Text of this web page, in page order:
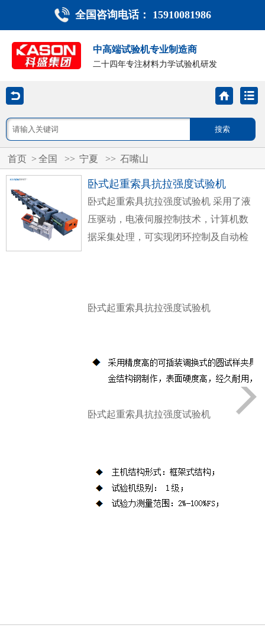
全国咨询电话： 15910081986
中高端试验机专业制造商
二十四年专注材料力学试验机研发
首页 > 全国 >> 宁夏 >> 石嘴山
卧式起重索具抗拉强度试验机
卧式起重索具抗拉强度试验机采用了液
压驱动，电液伺服控制技术，计算机数
据采集处理，可实现闭环控制及自动检
机准确度等级为1级。
卧式起重索具抗拉强度试验机
卧式起重索具抗拉强度试验机